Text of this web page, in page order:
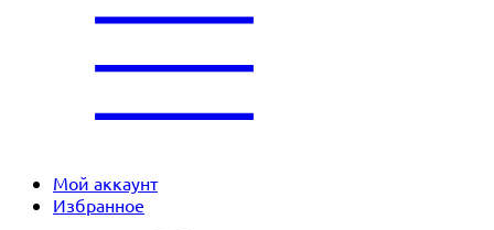
Мой аккаунт
Избранное